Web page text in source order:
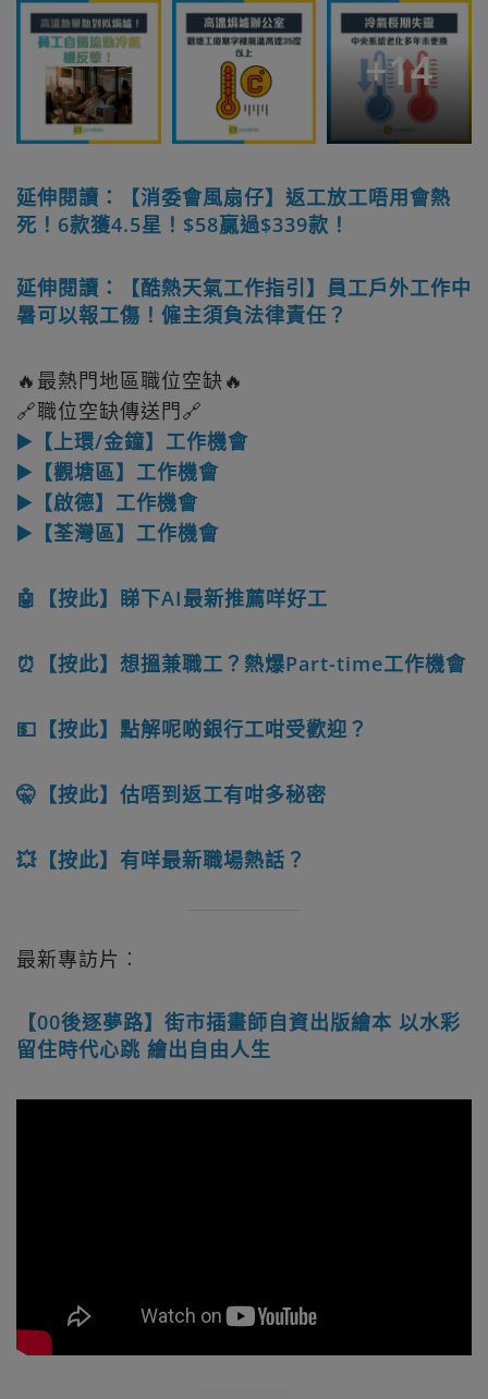
+14
延伸閱讀：【消委會風扇仔】返工放工唔用會熱
死！6款獲4.5星！$58贏過$339款！
延伸閱讀：【酷熱天氣工作指引】員工戶外工作中
暑可以報工傷！僱主須負法律責任？
🔥最熱門地區職位空缺🔥
🔗職位空缺傳送門🔗
▶️【上環/金鐘】工作機會
▶️【觀塘區】工作機會
▶️【啟德】工作機會
▶️【荃灣區】工作機會
🤖【按此】睇下AI最新推薦咩好工
⏰【按此】想搵兼職工？熱爆Part-time工作機會
💵【按此】點解呢啲銀行工咁受歡迎？
🤫【按此】估唔到返工有咁多秘密
💥【按此】有咩最新職場熱話？
最新專訪片︰
【00後逐夢路】街市插畫師自資出版繪本 以水彩
留住時代心跳 繪出自由人生